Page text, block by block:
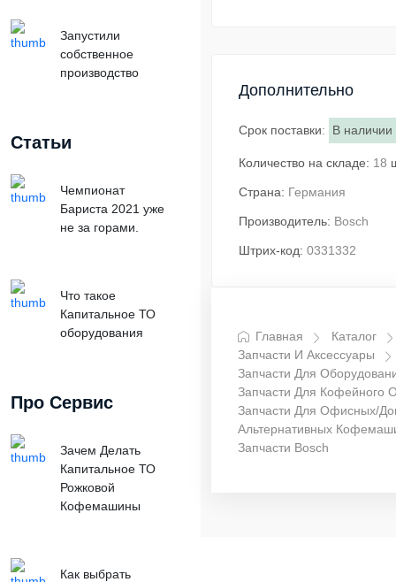
Запустили
собственное
производство
Статьи
Чемпионат
Бариста 2021 уже
не за горами.
Что такое
Капитальное ТО
оборудования
Про Сервис
Зачем Делать
Капитальное ТО
Рожковой
Кофемашины
Как выбрать
Дополнительно
Срок поставки: В наличии
Количество на складе: 18
Страна: Германия
Производитель: Bosch
Штрих-код: 0331332
Главная
Каталог
Запчасти И Аксессуары
Запчасти Для
Запчасти Для Кофейного
Запчасти Для Офисных/
Альтернативных
Запчасти Bosch